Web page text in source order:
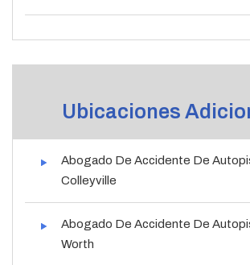
Ubicaciones
Abogado De Accidente De
Colleyville
Abogado De Accidente De
Worth